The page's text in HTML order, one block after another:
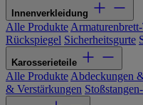
Innenverkleidung
Alle Produkte
Rückspiegel Sicherheitsgurte
Karosserieteile
Alle Produkte Abdeckungen
& Verstärkungen